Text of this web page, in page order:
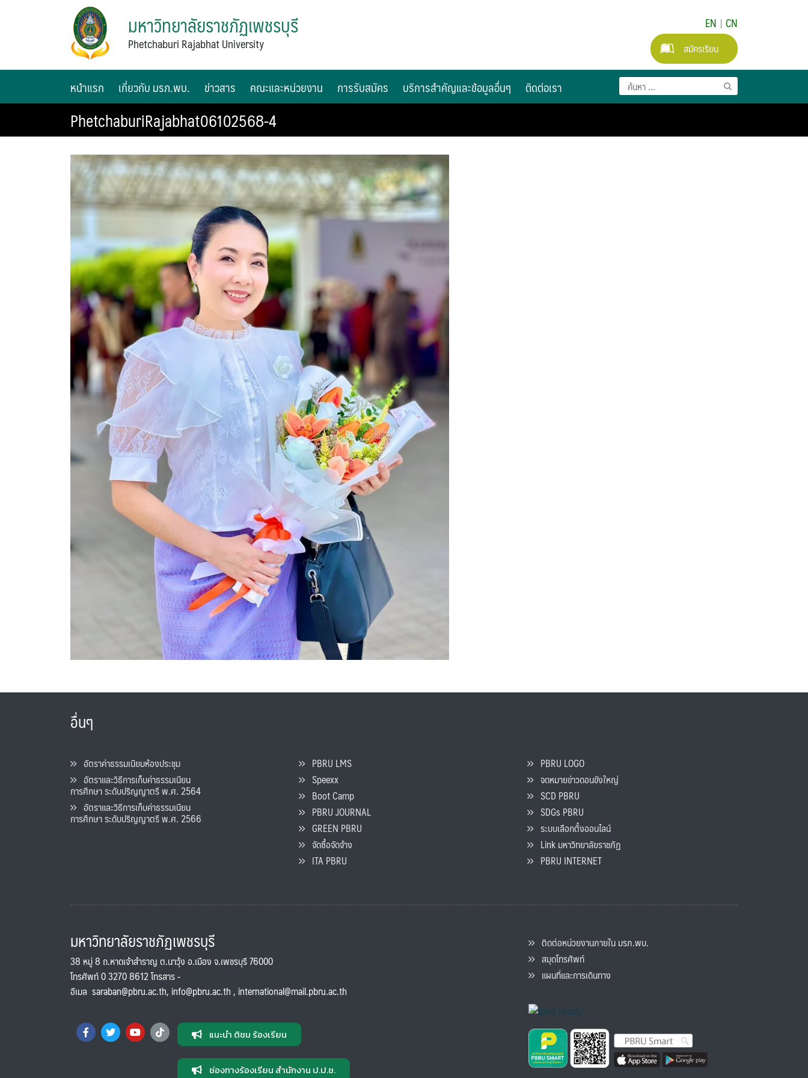
มหาวิทยาลัยราชภัฏเพชรบุรี
Phetchaburi Rajabhat University
EN | CN
สมัครเรียน
หน้าแรก เกี่ยวกับ มรภ.พบ. ข่าวสาร คณะและหน่วยงาน การรับสมัคร บริการสำคัญและข้อมูลอื่นๆ ติดต่อเรา
PhetchaburiRajabhat06102568-4
อื่นๆ
อัตราค่าธรรมเนียมห้องประชุม
อัตราและวิธีการเก็บค่าธรรมเนียน
การศึกษา ระดับปริญญาตรี พ.ศ. 2564
อัตราและวิธีการเก็บค่าธรรมเนียน
การศึกษา ระดับปริญญาตรี พ.ศ. 2566
PBRU LMS
Speexx
Boot Camp
PBRU JOURNAL
GREEN PBRU
จัดซื้อจัดจ้าง
ITA PBRU
PBRU LOGO
จดหมายข่าวดอนขังใหญ่
SCD PBRU
SDGs PBRU
ระบบเลือกตั้งออนไลน์
Link มหาวิทยาลัยราชภัฏ
PBRU INTERNET
มหาวิทยาลัยราชภัฏเพชรบุรี
38 หมู่ 8 ถ.หาดเจ้าสำราญ ต.นาวุ้ง อ.เมือง จ.เพชรบุรี 76000
โทรศัพท์ 0 3270 8612 โทรสาร -
อีเมล saraban@pbru.ac.th, info@pbru.ac.th, international@mail.pbru.ac.th
แนะนำ ติชม ร้องเรียน
ช่องทางร้องเรียน สำนักงาน ป.ป.ช.
ติดต่อหน่วยงานภายใน มรภ.พบ.
สมุดโทรศัพท์
แผนที่และการเดินทาง